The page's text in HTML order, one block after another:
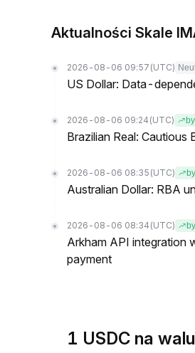
Aktualności Skale
2026-08-06 09:57 (UTC)
US Dollar: Data-
2026-08-06 09:24 (UTC)
Brazilian Real: Cautious
2026-08-06 08:35 (UTC)
Australian Dollar: RBA
2026-08-06 08:34 (UTC)
Arkham API integration
payment
1 USDC na